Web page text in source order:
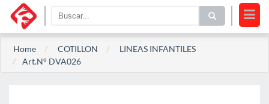
Home COTILLON
LINEAS INFANTILES
Art.N° DVA026